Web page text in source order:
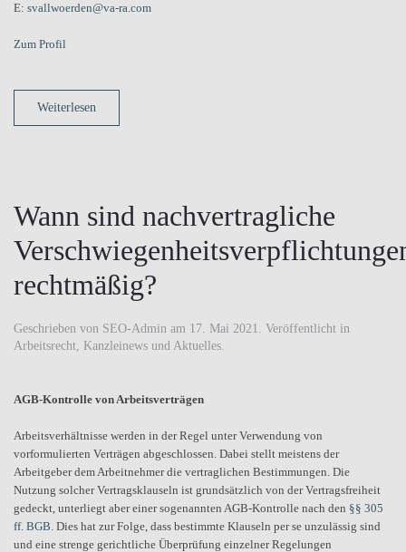
E: svallwoerden@va-ra.com
Zum Profil
Weiterlesen
Wann sind nachvertragliche
rechtmäßig?
Geschrieben von SEO-Admin am 17. Mai 2021. Veröffentlicht in
Arbeitsrecht, Kanzleinews und Aktuelles.
AGB-Kontrolle von Arbeitsverträgen
Arbeitsverhältnisse werden in der Regel unter Verwendung von
vorformulierten Verträgen abgeschlossen. Dabei stellt meistens der
Arbeitgeber dem Arbeitnehmer die vertraglichen Bestimmungen. Die
Nutzung solcher Vertragsklauseln ist grundsätzlich von der Vertragsfreiheit
gedeckt, unterliegt aber einer sogenannten AGB-Kontrolle nach den §§ 305
ff. BGB. Dies hat zur Folge, dass bestimmte Klauseln per se unzulässig sind
und eine strenge gerichtliche Überprüfung einzelner Regelungen